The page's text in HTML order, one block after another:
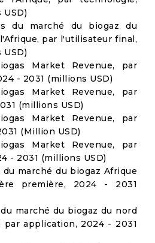
du marché du biogaz du
par l'utilisateur final,
Market Revenue, par
- 2031 (millions USD)
Market Revenue, par
(millions USD)
Market Revenue, par
(Million USD)
Market Revenue, par
- 2031 (millions USD)
marché du biogaz Afrique
première, 2024 - 2031
marché du biogaz du nord
par application, 2024 - 2031